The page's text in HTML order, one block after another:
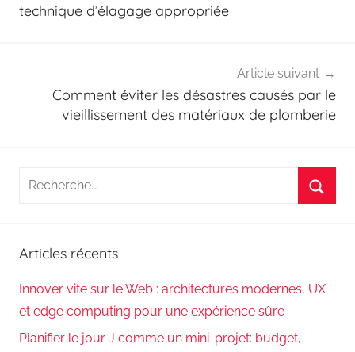
l’article
technique d’élagage appropriée
Article suivant
Comment éviter les désastres causés par le
vieillissement des matériaux de plomberie
Recherche
Articles récents
Innover vite sur le Web : architectures modernes, UX
et edge computing pour une expérience sûre
Planifier le jour J comme un mini-projet: budget,